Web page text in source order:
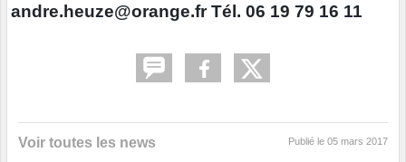
andre.heuze@orange.fr Tél. 06 19 79 16 11
Voir toutes les news Publié le 05 mars 2017